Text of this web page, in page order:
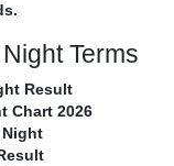
Terms
Result
Chart 2026